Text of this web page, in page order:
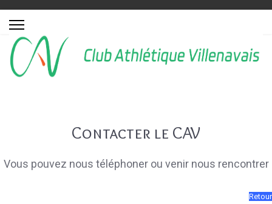
Contacter le CAV
Vous pouvez nous téléphoner ou venir nous rencontrer
Retour